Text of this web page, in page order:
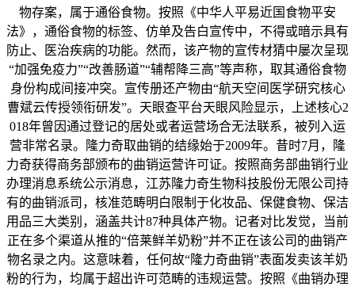
物存案，属于通俗食物。按照《中华人平易近国食物平安
法》，通俗食物的标签、仿单及告白宣传中，不得或暗示具有
防止、医治疾病的功能。然而，该产物的宣传材猜中屡次呈现
“加强免疫力”“改善肠道”“辅帮降三高”等声称，取其通俗食物
身份构成间接冲突。宣传册还产物由“航天空间医学研究核心
曹斌云传授领衔研发”。天眼查平台天眼风险显示，上述核心2
018年曾因通过登记的居处或者运营场合无法联系，被列入运
营非常名录。隆力奇取曲销的结缘始于2009年。昔时7月，隆
力奇获得商务部颁布的曲销运营许可证。按照商务部曲销行业
办理消息系统公示消息，江苏隆力奇生物科技股份无限公司持
有的曲销派司，核准范畴明白限制于化妆品、保健食物、保洁
用品三大类别，涵盖共计87种具体产物。记者对比发觉，当前
正在多个渠道从推的“倍莱鲜羊奶粉”并不正在该公司的曲销产
物名录之内。这意味着，任何故“隆力奇曲销”表面发卖该羊奶
粉的行为，均属于超出许可范畴的违规运营。按照《曲销办理